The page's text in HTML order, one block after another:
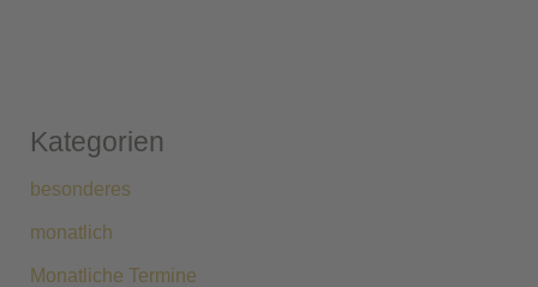
Kategorien
besonderes
monatlich
Monatliche Termine